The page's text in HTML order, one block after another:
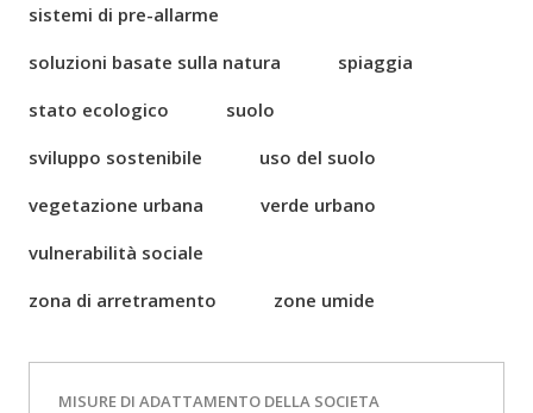
sistemi di pre-allarme
soluzioni basate sulla natura
spiaggia
stato ecologico
suolo
sviluppo sostenibile
uso del suolo
vegetazione urbana
verde urbano
vulnerabilità sociale
zona di arretramento
zone umide
MISURE DI ADATTAMENTO DELLA SOCIETA